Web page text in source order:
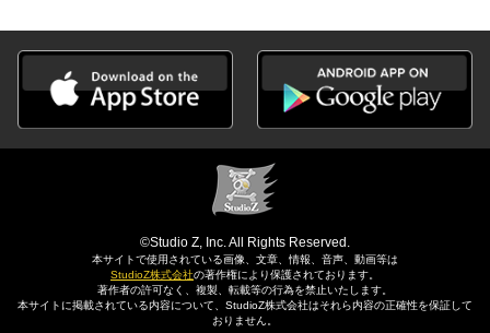
©Studio Z, Inc. All Rights Reserved.
本サイトで使用されている画像、文章、情報、音声、動画等は
StudioZ株式会社の著作権により保護されております。
著作者の許可なく、複製、転載等の行為を禁止いたします。
本サイトに掲載されている内容について、StudioZ株式会社はそれら内容の正確性を保証して
おりません。